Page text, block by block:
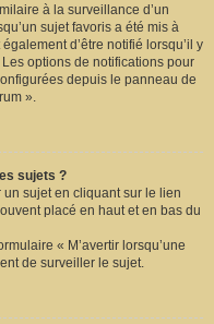
à la surveillance d’un
sujet favoris a été mis à
d’être notifié lorsqu’il y
options de notifications pour
depuis le panneau de
».
sujets ?
sujet en cliquant sur le lien
placé en haut et en bas du
« M’avertir lorsqu’une
de surveiller le sujet.